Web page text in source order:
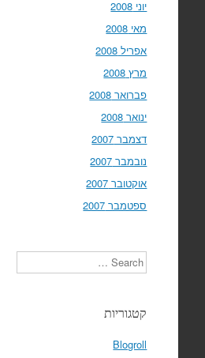
יוני 2008
מאי 2008
אפריל 2008
מרץ 2008
פברואר 2008
ינואר 2008
דצמבר 2007
נובמבר 2007
אוקטובר 2007
ספטמבר 2007
Search
קטגוריות
Blogroll